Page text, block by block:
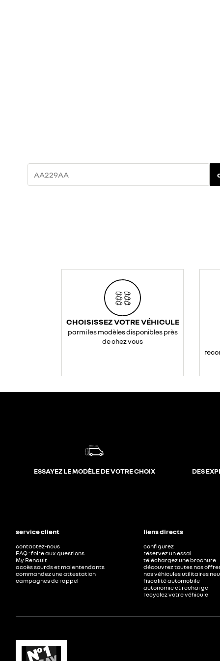
CHOISISSEZ VOTRE VÉHICULE
parmi les modèles disponibles près
de chez vous
ESSAYEZ LE MODÈLE DE VOTRE CHOIX DES
service client
contactez-nous
FAQ : foire aux questions
My Renault
accès sourds et malentendants
commandez une attestation
campagnes de rappel
liens directs
configurez
réservez un essai
téléchargez une brochure
découvrez toutes nos
nos véhicules utilitaires
fiscalité automobile
autonomie et recharge
recyclez votre véhicule